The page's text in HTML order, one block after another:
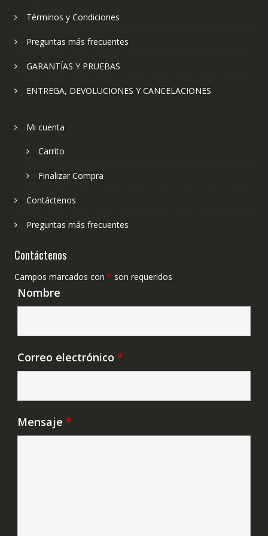
Términos y Condiciones
Preguntas más frecuentes
GARANTÍAS Y PRUEBAS
ENTREGA, DEVOLUCIONES Y CANCELACIONES
Mi cuenta
Carrito
Finalizar Compra
Contáctenos
Preguntas más frecuentes
Contáctenos
Campos marcados con * son requeridos
Nombre
Correo electrónico *
Mensaje *